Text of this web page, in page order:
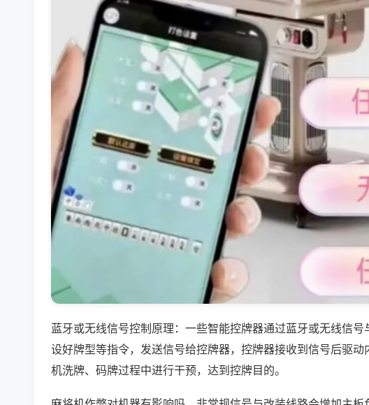
蓝牙或无线信号控制原理：一些智能控牌器通过蓝牙或无线信
设好牌型等指令，发送信号给控牌器，控牌器接收到信号后驱
机洗牌、码牌过程中进行干预，达到控牌目的。